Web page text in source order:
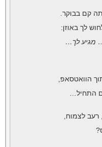
קם בבוקר.
לך באוזן:
מגיע לך…
הוואטסאפ,
התחיל…
רעב לצמוח,